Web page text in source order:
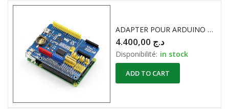
ADAPTER POUR ARDUINO ET RASPBERRY PI SKU10042
د.ج
Disponibilité: in stock
ADD TO CART